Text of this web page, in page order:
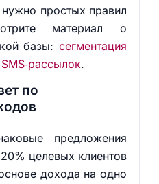
простых правил
материал о
базы:сегментация
.
по
предложения
целевых клиентов
дохода на одно